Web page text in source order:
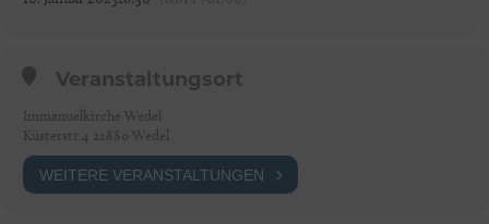
Veranstaltungsort
Immanuelkirche Wedel
Küsterstr.4 22880 Wedel
WEITERE VERANSTALTUNGEN